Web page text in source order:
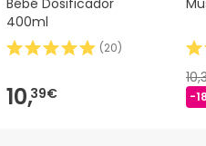
400ml
(20)
10,39€ -